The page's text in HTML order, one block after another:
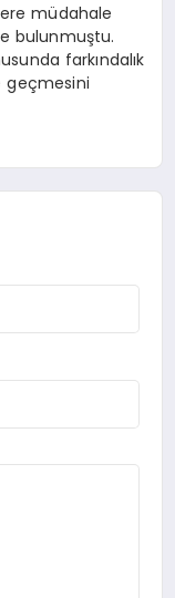
müdahale
bulunmuştu.
farkındalık
geçmesini